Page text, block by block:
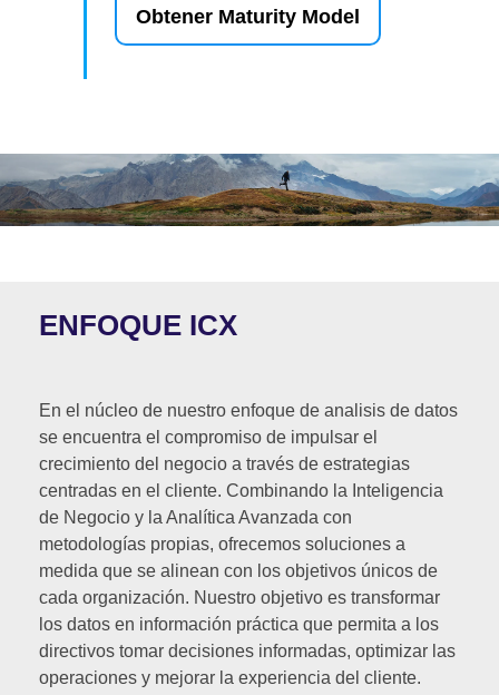
Obtener Maturity Model
ENFOQUE ICX
En el núcleo de nuestro enfoque de analisis de datos
se encuentra el compromiso de impulsar el
crecimiento del negocio a través de estrategias
centradas en el cliente. Combinando la Inteligencia
de Negocio y la Analítica Avanzada con
metodologías propias, ofrecemos soluciones a
medida que se alinean con los objetivos únicos de
cada organización. Nuestro objetivo es transformar
los datos en información práctica que permita a los
directivos tomar decisiones informadas, optimizar las
operaciones y mejorar la experiencia del cliente.